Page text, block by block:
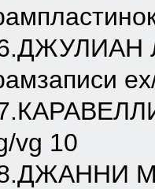
vg 10